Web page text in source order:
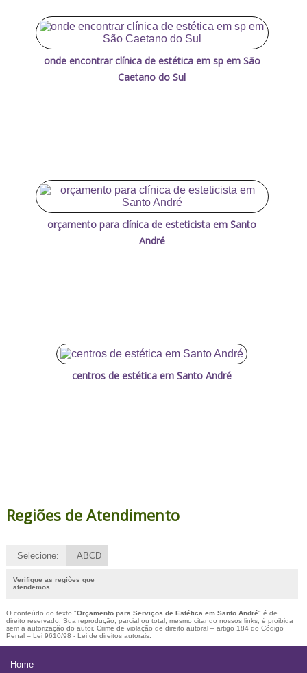
onde encontrar clínica de estética em sp em São
Caetano do Sul
orçamento para clínica de esteticista em Santo
André
centros de estética em Santo André
Regiões de Atendimento
Selecione: ABCD
Verifique as regiões que
atendemos
O conteúdo do texto "Orçamento para Serviços de Estética em Santo André" é de
direito reservado. Sua reprodução, parcial ou total, mesmo citando nossos links, é proibida
sem a autorização do autor. Crime de violação de direito autoral – artigo 184 do Código
Penal – Lei 9610/98 - Lei de direitos autorais.
Home